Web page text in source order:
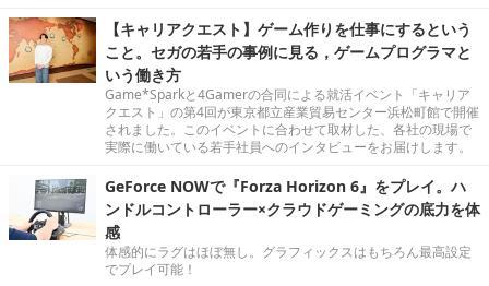
【キャリアクエスト】ゲーム作りを仕事にするという
こと。セガの若手の事例に見る，ゲームプログラマと
いう働き方
Game*Sparkと4Gamerの合同による就活イベント「キャリア
クエスト」の第4回が東京都立産業貿易センター浜松町館で開催
されました。このイベントに合わせて取材した、各社の現場で
実際に働いている若手社員へのインタビューをお届けします。
GeForce NOWで『Forza Horizon 6』をプレイ。ハ
ンドルコントローラー×クラウドゲーミングの底力を体
感
体感的にラグはほぼ無し。グラフィックスはもちろん最高設定
でプレイ可能！